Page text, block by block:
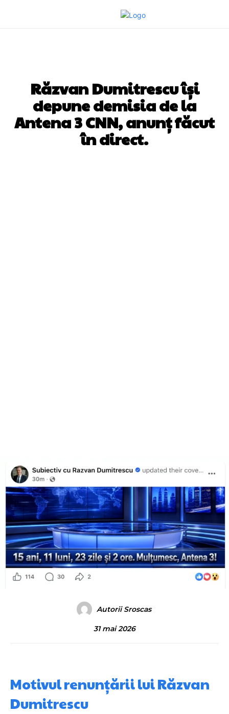
Răzvan Dumitrescu își
depune demisia de la
Antena 3 CNN, anunț făcut
în direct.
Autorii Sroscas
31 mai 2026
Motivul renunțării lui Răzvan
Dumitrescu